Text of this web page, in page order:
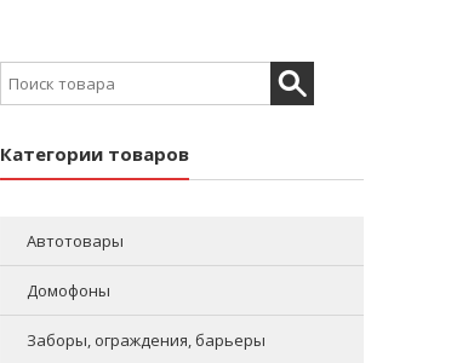
Search for:
Категории товаров
Автотовары
Домофоны
Заборы, ограждения, барьеры